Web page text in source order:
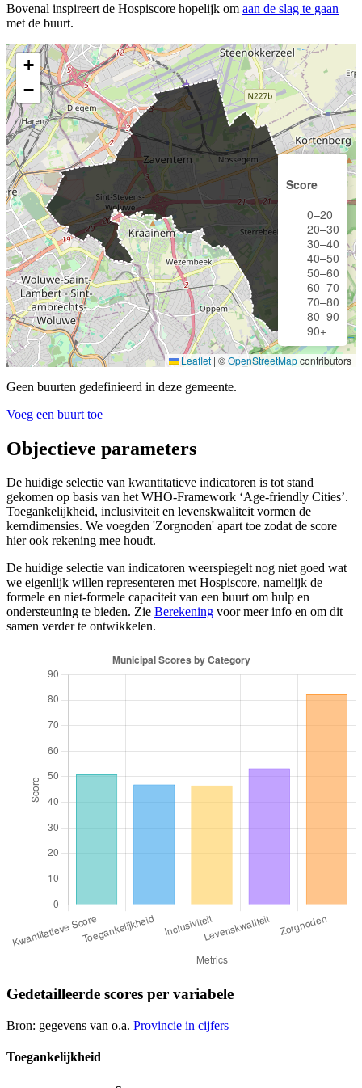
Bovenal inspireert de Hospiscore hopelijk om aan de slag te gaan
met de buurt.
+
−
Score
0–20
20–30
30–40
40–50
50–60
60–70
70–80
80–90
90+
Leaflet | ©OpenStreetMapcontributors
Geen buurten gedefinieerd in deze gemeente.
Voeg een buurt toe
Objectieve parameters
De huidige selectie van kwantitatieve indicatoren is tot stand
gekomen op basis van het WHO-Framework ‘Age-friendly Cities’.
Toegankelijkheid, inclusiviteit en levenskwaliteit vormen de
kerndimensies. We voegden 'Zorgnoden' apart toe zodat de score
hier ook rekening mee houdt.
De huidige selectie van indicatoren weerspiegelt nog niet goed wat
we eigenlijk willen representeren met Hospiscore, namelijk de
formele en niet-formele capaciteit van een buurt om hulp en
ondersteuning te bieden. Zie Berekening voor meer info en om dit
samen verder te ontwikkelen.
Gedetailleerde scores per variabele
Bron: gegevens van o.a. Provincie in cijfers
Toegankelijkheid